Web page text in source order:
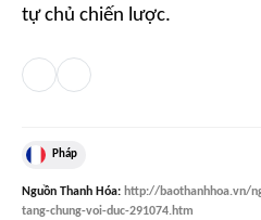
tự chủ chiến lược.
Pháp
Nguồn Thanh Hóa: http://baothanhhoa.vn/
tang-chung-voi-duc-291074.htm